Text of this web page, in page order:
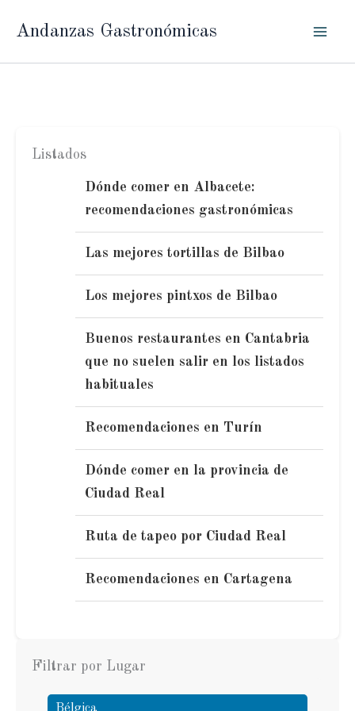
Andanzas Gastronómicas
Listados
Dónde comer en Albacete:
recomendaciones gastronómicas
Las mejores tortillas de Bilbao
Los mejores pintxos de Bilbao
Buenos restaurantes en Cantabria
que no suelen salir en los listados
habituales
Recomendaciones en Turín
Dónde comer en la provincia de
Ciudad Real
Ruta de tapeo por Ciudad Real
Recomendaciones en Cartagena
Filtrar por Lugar